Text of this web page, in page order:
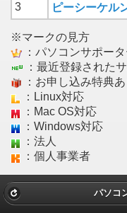
3 ピーシーケル
※マークの見方
：パソコンサポー
：最近登録された
：お申し込み特典あ
：Linux対応
：Mac OS対応
：Windows対応
：法人
：個人事業者
パソコ